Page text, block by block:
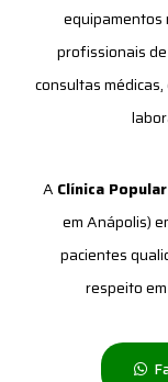
equipamentos
profissionais
consultas
A Clínica
em Anápolis)
pacientes
respeito